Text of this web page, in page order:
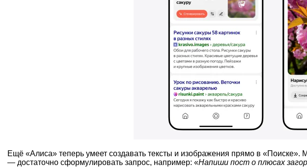
Ещё «Алиса» теперь умеет создавать тексты и изображения прямо в
— достаточно сформулировать запрос, например: «Напиши пост о плюсах